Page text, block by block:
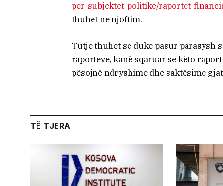
per-subjektet-politike/raportet-
thuhet në njoftim.
Tutje thuhet se duke pasur parasysh
raporteve, kanë sqaruar se këto
pësojnë ndryshime dhe saktësime
TË TJERA